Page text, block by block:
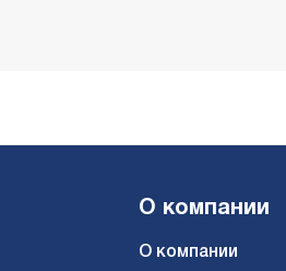
О компании
О компании